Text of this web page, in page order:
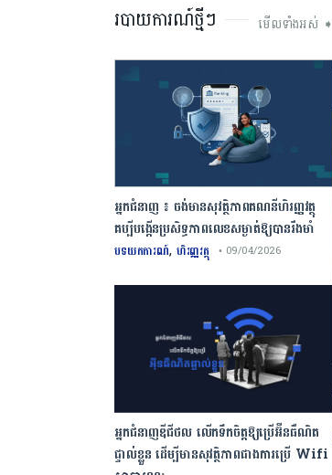
របាយការណ៍ថ្មីៗ មើលទាំងអស់ ➧
អ្នកជំនាញ ៖ ចង់មានសុវត្ថិភាពគណនីហិរញ្ញវត្ថុ
គប្បីបង្កើនប្រសិទ្ធភាពលេខសម្ងាត់ឱ្យបានរឹងមាំ
បទយកការណ៍, ហិរញ្ញវត្ថុ • 09/04/2026
អ្នកជំនាញឌីជីថល លើកទឹកចិត្តឱ្យប្រើអ៊ីនធឺណិត
ផ្ទាល់ខ្លួន ដើម្បីមានសុវត្ថិភាពជាងការប្រើ Wifi​